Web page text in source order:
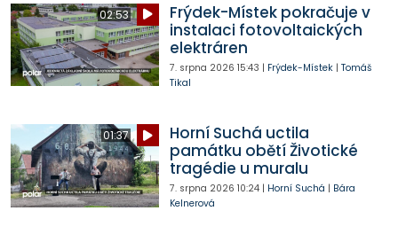
02:53
Frýdek-Místek pokračuje v
instalaci fotovoltaických
elektráren
7. srpna 2026 15:43 | Frýdek-Místek| Tomáš
Tikal
01:37
Horní Suchá uctila
památku obětí Životické
tragédie u muralu
7. srpna 2026 10:24| Horní Suchá | Bára
Kelnerová